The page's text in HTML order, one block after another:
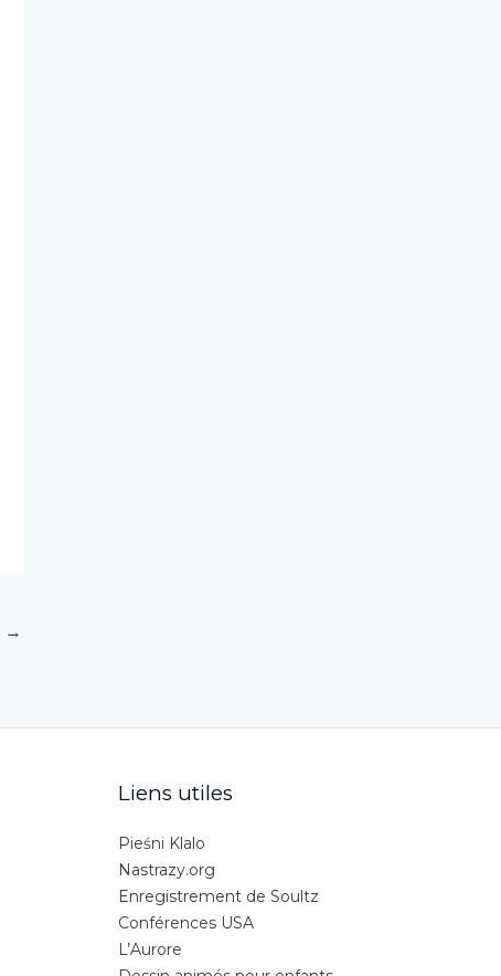
→
Liens utiles
Pieśni Klalo
Nastrazy.org
Enregistrement de Soultz
Conférences USA
L’Aurore